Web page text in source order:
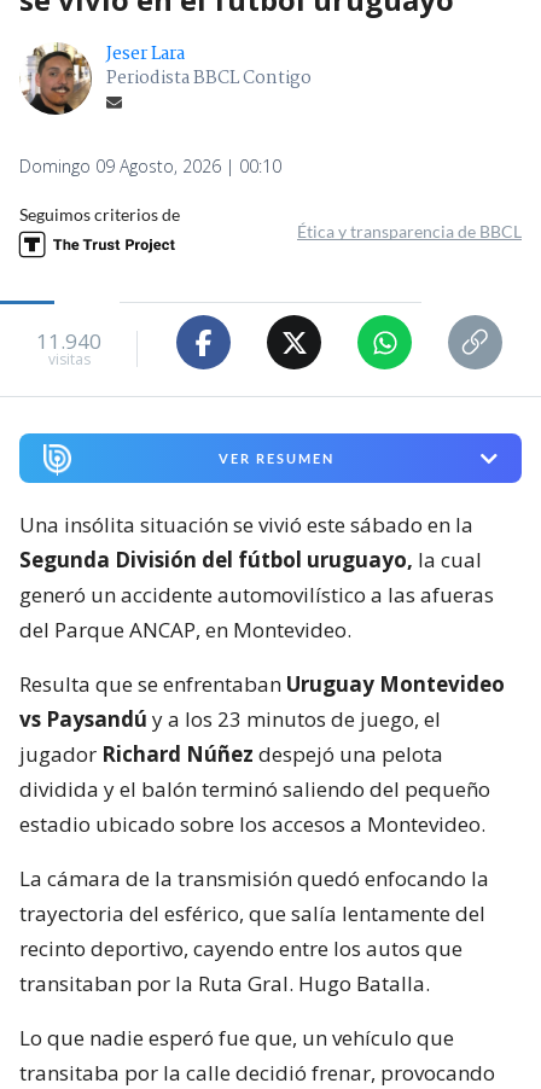
Jeser Lara
Periodista BBCL Contigo
Domingo 09 Agosto, 2026 | 00:10
Seguimos criterios de
Ética y transparencia de BBCL
11.940
visitas
VER RESUMEN
Una insólita situación se vivió este sábado en la
Segunda División del fútbol uruguayo, la cual
generó un accidente automovilístico a las afueras
del Parque ANCAP, en Montevideo.
Resulta que se enfrentaban Uruguay Montevideo
vs Paysandú y a los 23 minutos de juego, el
jugador Richard Núñez despejó una pelota
dividida y el balón terminó saliendo del pequeño
estadio ubicado sobre los accesos a Montevideo.
La cámara de la transmisión quedó enfocando la
trayectoria del esférico, que salía lentamente del
recinto deportivo, cayendo entre los autos que
transitaban por la Ruta Gral. Hugo Batalla.
Lo que nadie esperó fue que, un vehículo que
transitaba por la calle decidió frenar, provocando